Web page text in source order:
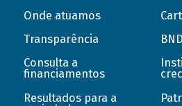
Onde atuamos
Transparência
Consulta a
financiamentos
Resultados para a